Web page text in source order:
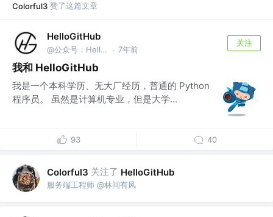
Colorful3 赞了这篇文章
HelloGitHub
@公众号：HelloGitHub · 7年前
关注
我和 HelloGitHub
我是一个本科学历、无大厂经历，普通的 Python
程序员。 虽然是计算机专业，但是大学...
93 40
Colorful3 关注了 HelloGitHub
服务端工程师 @林间有风